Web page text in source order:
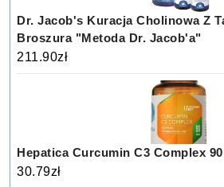
Dr. Jacob's Kuracja Cholinowa Z
Broszura "Metoda Dr. Jacob'a"
211.90zł
Hepatica Curcumin C3 Complex
30.79zł